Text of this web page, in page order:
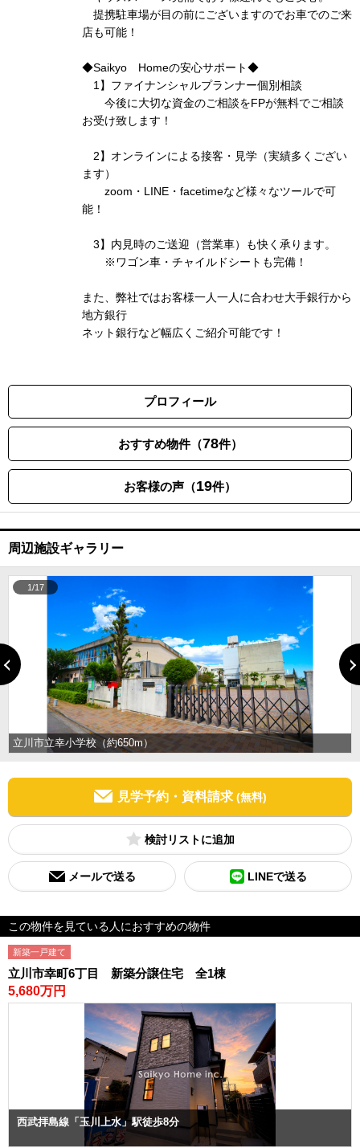
提携駐車場が目の前にございますのでお車でのご来
店も可能！
◆Saikyo Homeの安心サポート◆
1】ファイナンシャルプランナー個別相談
今後に大切な資金のご相談をFPが無料でご相談
お受け致します！
2】オンラインによる接客・見学（実績多くござい
ます）
zoom・LINE・facetimeなど様々なツールで可
能！
3】内見時のご送迎（営業車）も快く承ります。
※ワゴン車・チャイルドシートも完備！
また、弊社ではお客様一人一人に合わせ大手銀行から
地方銀行
ネット銀行など幅広くご紹介可能です！
プロフィール
おすすめ物件（78件）
お客様の声（19件）
周辺施設ギャラリー
立川市立幸小学校（約650m）
1/17
見学予約・資料請求 (無料)
検討リスト
メールで送る LINEで送る
この物件を見ている人におすすめの物件
新築一戸建て
立川市幸町6丁目 新築分譲住宅 全1棟
5,680万円
西武拝島線「玉川上水」駅徒歩8分